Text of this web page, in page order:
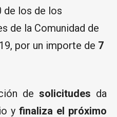
de los de los
de la Comunidad de
por un importe de 7
de solicitudes da
yfinaliza el próximo